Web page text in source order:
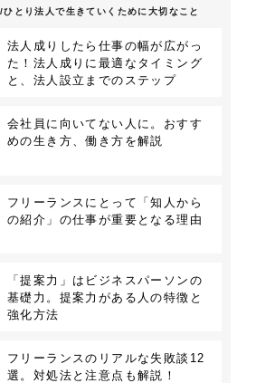
ひとり法人で生きていくために大切なこと
法人成りしたら仕事の幅が広がっ
た！法人成りに最適なタイミング
と、法人設立までのステップ
会社員に向いてない人に。おすす
めの生き方、働き方を解説
フリーランスにとって「知人から
の紹介」の仕事が重要となる理由
「提案力」はビジネスパーソンの
基礎力。提案力がある人の特徴と
強化方法
フリーランスのリアルな失敗談12
選。対処法と注意点も解説！